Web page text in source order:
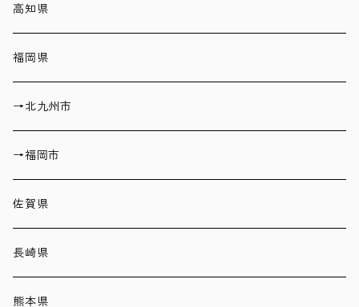
高知県
福岡県
→北九州市
→福岡市
佐賀県
長崎県
熊本県